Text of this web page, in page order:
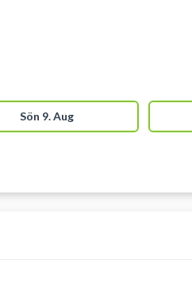
Sön 9. Aug